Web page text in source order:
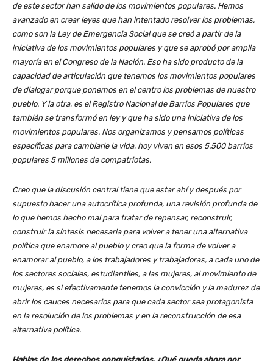
de este sector han salido de los movimientos populares. Hemos
avanzado en crear leyes que han intentado resolver los problemas,
como son la Ley de Emergencia Social que se creó a partir de la
iniciativa de los movimientos populares y que se aprobó por amplia
mayoría en el Congreso de la Nación. Eso ha sido producto de la
capacidad de articulación que tenemos los movimientos populares
de dialogar porque ponemos en el centro los problemas de nuestro
pueblo. Y la otra, es el Registro Nacional de Barrios Populares que
también se transformó en ley y que ha sido una iniciativa de los
movimientos populares. Nos organizamos y pensamos políticas
específicas para cambiarle la vida, hoy viven en esos 5.500 barrios
populares 5 millones de compatriotas.
Creo que la discusión central tiene que estar ahí y después por
supuesto hacer una autocrítica profunda, una revisión profunda de
lo que hemos hecho mal para tratar de repensar, reconstruir,
construir la síntesis necesaria para volver a tener una alternativa
política que enamore al pueblo y creo que la forma de volver a
enamorar al pueblo, a los trabajadores y trabajadoras, a cada uno de
los sectores sociales, estudiantiles, a las mujeres, al movimiento de
mujeres, es si efectivamente tenemos la convicción y la madurez de
abrir los cauces necesarios para que cada sector sea protagonista
en la resolución de los problemas y en la reconstrucción de esa
alternativa política.